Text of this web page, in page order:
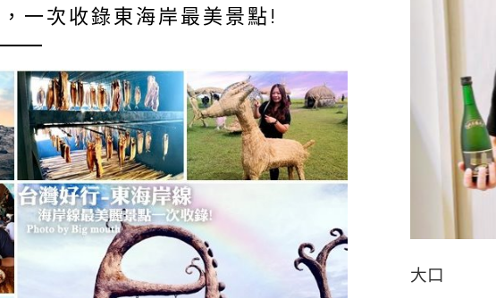
一次收錄東海岸最美景點!
大口